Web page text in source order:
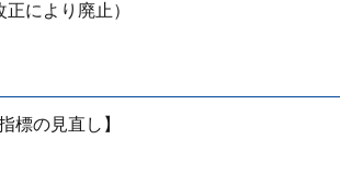
により廃止）
標の見直し】